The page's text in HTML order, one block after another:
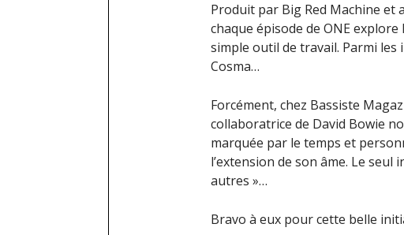
Produit par Big Red Machine et
chaque épisode de ONE
simple outil de travail. Parmi les
Cosma…
Forcément, chez Bassiste
collaboratrice de David Bowie
marquée par le temps et
l’extension de son âme. Le
autres »…
Bravo à eux pour cette belle